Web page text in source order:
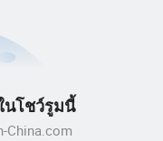
นโชว์รูมนี้
China.com